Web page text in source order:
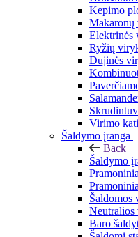
Kepimo
Makaronų
Elektrinės
Ryžių
Dujinės
Virimo
Šaldymo įranga
Back
Šaldymo
Šaldomos
Neutralios
Baro